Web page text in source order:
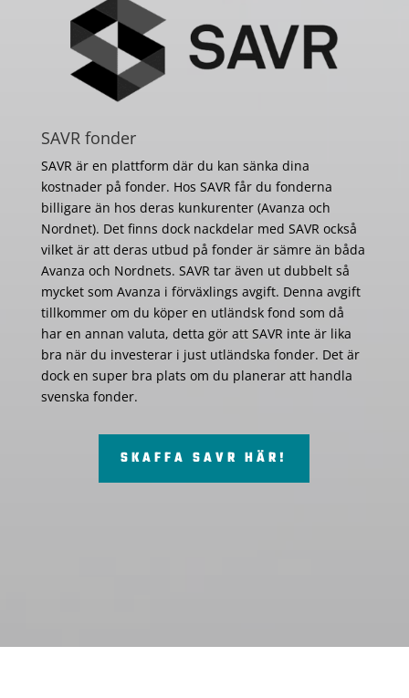
SAVR fonder
SAVR är en plattform där du kan sänka dina
kostnader på fonder. Hos SAVR får du fonderna
billigare än hos deras kunkurenter (Avanza och
Nordnet). Det finns dock nackdelar med SAVR också
vilket är att deras utbud på fonder är sämre än båda
Avanza och Nordnets. SAVR tar även ut dubbelt så
mycket som Avanza i förväxlings avgift. Denna avgift
tillkommer om du köper en utländsk fond som då
har en annan valuta, detta gör att SAVR inte är lika
bra när du investerar i just utländska fonder. Det är
dock en super bra plats om du planerar att handla
svenska fonder.
SKAFFA SAVR HÄR!